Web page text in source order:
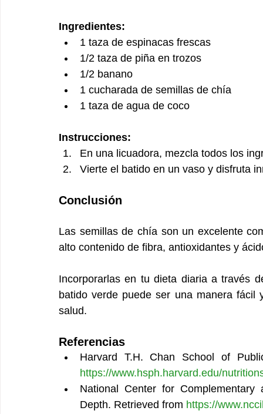
Ingredientes:
1 taza de espinacas frescas
1/2 taza de piña en trozos
1/2 banano
1 cucharada de semillas de chía
1 taza de agua de coco
Instrucciones:
En una licuadora, mezcla todos los
Vierte el batido en un vaso y disfruta
Conclusión
Las semillas de chía son un excelente
alto contenido de fibra, antioxidantes y
Incorporarlas en tu dieta diaria a través
batido verde puede ser una manera
salud.
Referencias
https://www.hsph.harvard.edu/
National Center for
Depth. Retrieved from https://